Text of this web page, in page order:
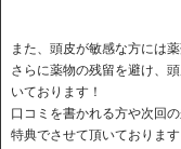
また、頭皮が敏感な方には
さらに薬物の残留を避け、
いております！
口コミを書かれる方や次回
特典でさせて頂いております